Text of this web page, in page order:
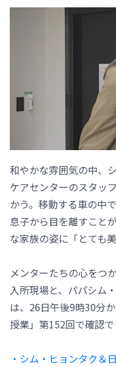
和やかな雰囲気の中、
ケアセンターのスタッ
かう。移動する車の中
息子から目を離すこと
な家族の姿に「とても
メンターたちの心をつ
入所現場と、パパシム
は、26日午後9時30分
授業」第152回で確認で
・シム・ヒョンタク＆